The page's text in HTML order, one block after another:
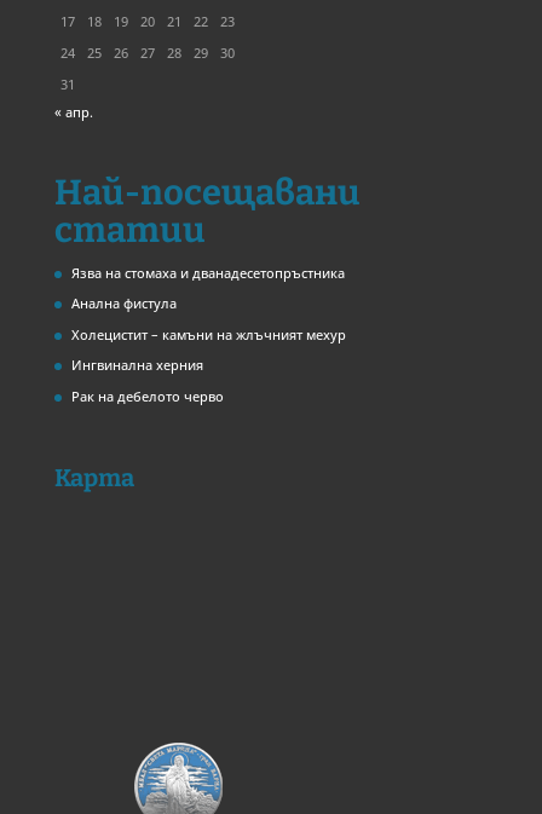
17
18 19 20 21 22
23
24
25 26 27 28 29
30
31
« апр.
Най-посещавани
статии
Язва на стомаха и дванадесетопръстника
Анална фистула
Холецистит – камъни на жлъчният мехур
Ингвинална херния
Рак на дебелото черво
Карта